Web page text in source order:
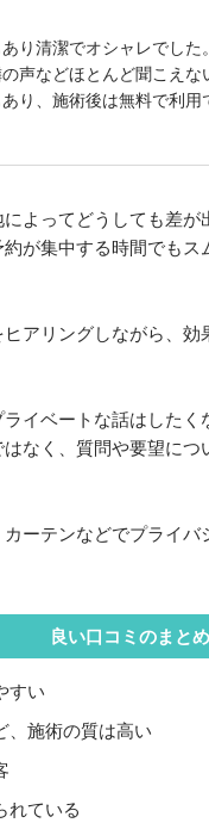
り清潔でオシャレでし
声などほとんど聞こえ
り、施術後は無料で利用
よってどうしても差
が集中する時間でも
アリングしながら、
イベートな話はしたく
なく、質問や要望に
ーテンなどでプライ
良い口コミのまとめ
すい
、施術の質は高い
れている